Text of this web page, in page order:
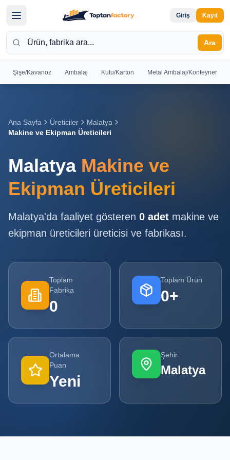
Giriş Kayıt
Ara
Şişe/Kavanoz Ambalaj Kutu/Karton Metal Ambalaj/Konteyner
Giriş yapın
veya kayıt
Giriş
Kayıt
Ol
Ana
Sayfa
Tüm
Ürünler
POPÜLER
KATEGORILER
Şişe ve Kavanoz Üreticileri
Ambalaj Üreticileri
Ana Sayfa Üreticiler
Malatya
Makine ve Ekipman Üreticileri
Malatya Makine ve
Ekipman Üreticileri
Malatya'da faaliyet gösteren 0 adet makine ve
ekipman üreticileri üreticisi ve fabrikası.
Toplam
Fabrika
0
Toplam Ürün
0+
Ortalama
Puan
Yeni
Şehir
Malatya